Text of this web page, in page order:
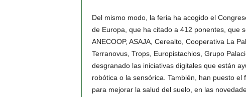
Del mismo modo, la feria ha acogido el
de Europa, que ha citado a 412 ponentes, que
ANECOOP, ASAJA, Cerealto, Cooperativa La
Terranovus, Trops, Europistachios, Grupo
desgranado las iniciativas digitales que están
robótica o la sensórica. También, han puesto
para mejorar la salud del suelo, en las